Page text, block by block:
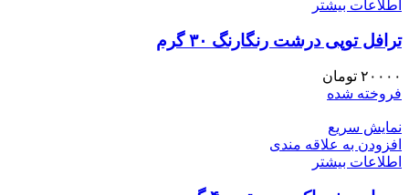
اطلاعات بیشتر
ترافل توپی درشت رنگارنگ ۳۰ گرم
۲۰۰۰۰ تومان
فروخته شده
نمایش سریع
افزودن به علاقه مندی
اطلاعات بیشتر